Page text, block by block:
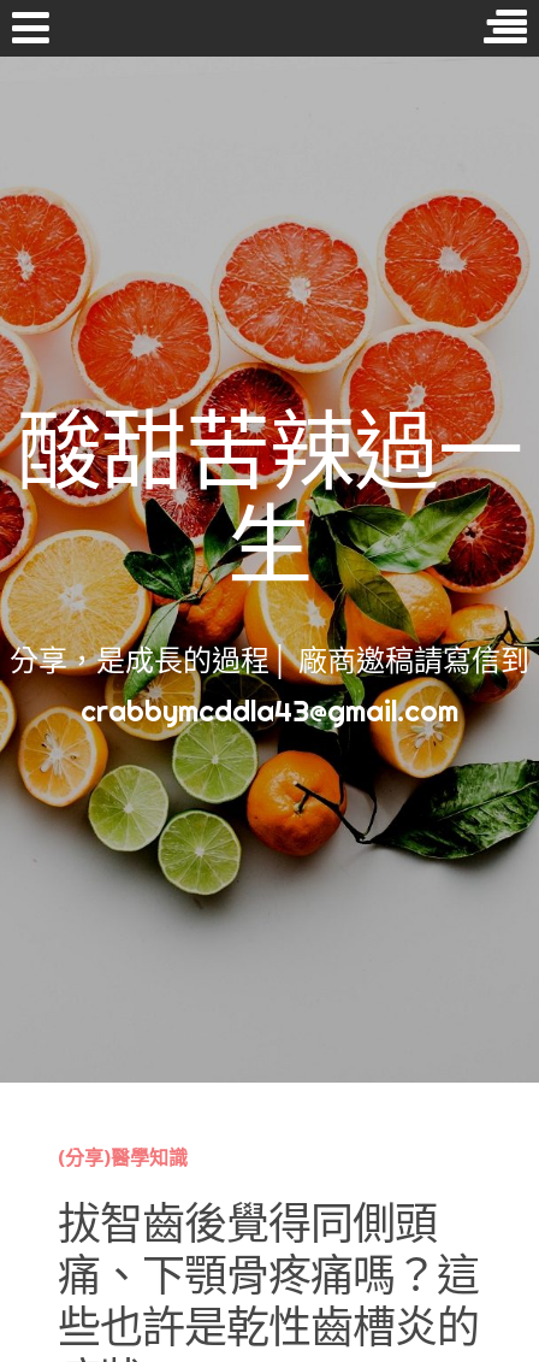
酸甜苦辣過一
生
分享，是成長的過程│ 廠商邀稿請寫信到
crabbymcddla43@gmail.com
(分享)醫學知識
拔智齒後覺得同側頭
痛、下顎骨疼痛嗎？這
些也許是乾性齒槽炎的
的化妝水使用方式！
年齡超過四十九還能進行牙齒矯正嗎？牙醫生這麼說…
拔智齒後覺得同側頭痛、下顎骨疼痛嗎？這些也許是乾性齒槽
炎的症狀
哪種種類的葉黃素最好？1分鐘帶你搞懂單方與複方的功效
維他命C功效多！除了可增多免疫力，居然還能…
分類
(保養)技巧/方法
(分享)醫學知識
(創業)青創/金融
(彩妝)選色/畫法
寂寞High歌
成長紀錄
美容紓壓新選擇
超級購物狂